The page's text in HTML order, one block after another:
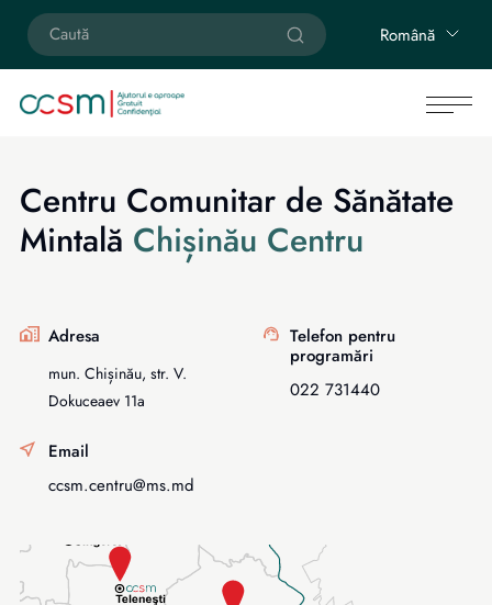
Română
Centru Comunitar de Sănătate
Mintală Chișinău Centru
Adresa
mun. Chișinău, str. V.
Dokuceaev 11a
Telefon pentru
programări
022 731440
Email
ccsm.centru@ms.md